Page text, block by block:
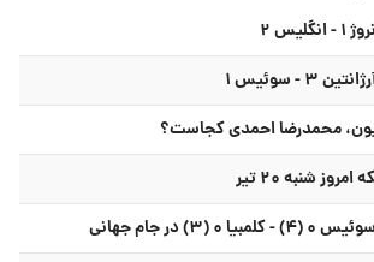
۲
- سوئیس ۱
محمدرضا احمدی کجاست؟
شنبه ۲۰ تیر
در جام جهانی